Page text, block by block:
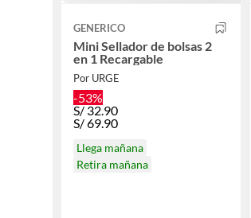
GENERICO
Mini Sellador de bolsas 2
en 1 Recargable
Por URGE
-53%
S/32.90
S/69.90
Llega mañana
Retira mañana